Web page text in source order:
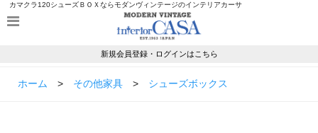
カマクラ120シューズＢＯＸならモダンヴィンテージのインテリアカーサ
新規会員登録・ログインはこちら
ホーム > その他家具 > シューズボックス